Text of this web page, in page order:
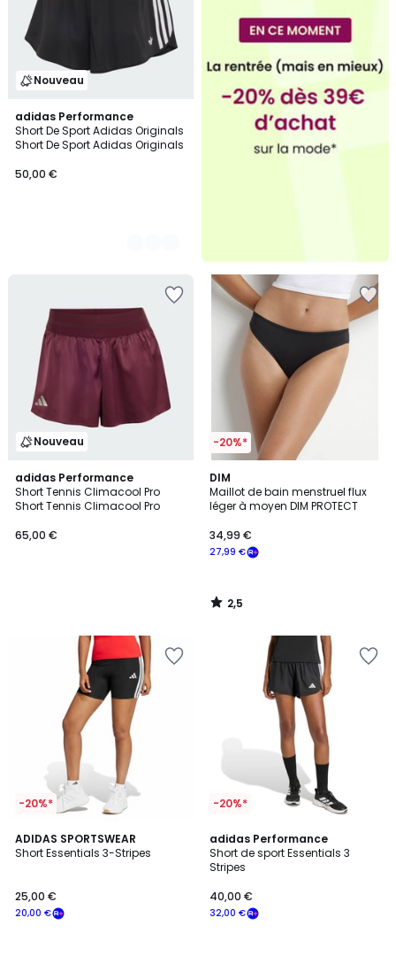
Nouveau
adidas Performance
Short De Sport Adidas Originals
Short De Sport Adidas Originals
50,00 €
3
Couleurs
Nouveau
adidas Performance
Short Tennis Climacool Pro
Short Tennis Climacool Pro
65,00 €
-20%*
DIM
Maillot de bain menstruel flux
léger à moyen DIM PROTECT
27,99 €
34,99 €
2,5
/ 5
2,5
/
-20%*
ADIDAS SPORTSWEAR
Short Essentials 3-Stripes
20,00 €
25,00 €
4,8
/ 5
-20%*
adidas Performance
Short de sport Essentials 3
Stripes
32,00 €
40,00 €
4,5
/ 5